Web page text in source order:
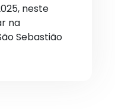
neste
na
Sebastião